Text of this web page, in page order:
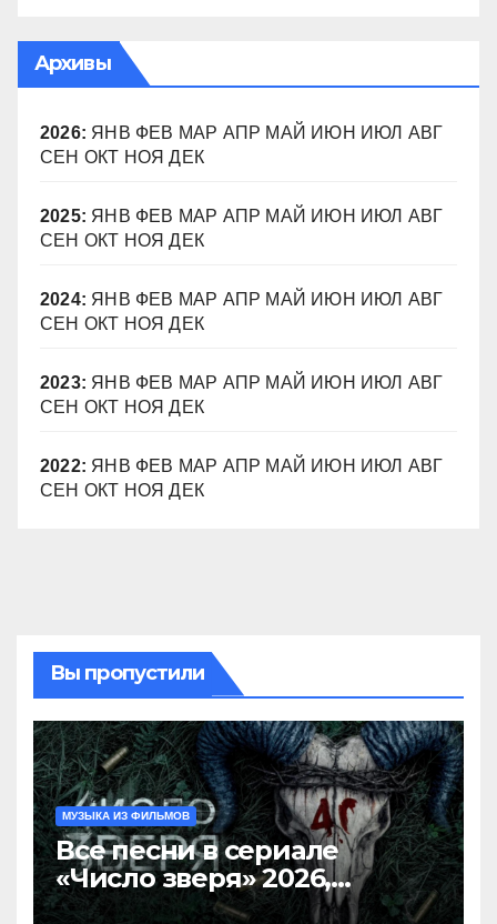
Архивы
2026: ЯНВ ФЕВ МАР АПР МАЙ ИЮН ИЮЛ АВГ
СЕН ОКТ НОЯ ДЕК
2025: ЯНВ ФЕВ МАР АПР МАЙ ИЮН ИЮЛ АВГ
СЕН ОКТ НОЯ ДЕК
2024: ЯНВ ФЕВ МАР АПР МАЙ ИЮН ИЮЛ АВГ
СЕН ОКТ НОЯ ДЕК
2023: ЯНВ ФЕВ МАР АПР МАЙ ИЮН ИЮЛ АВГ
СЕН ОКТ НОЯ ДЕК
2022: ЯНВ ФЕВ МАР АПР МАЙ ИЮН ИЮЛ АВГ
СЕН ОКТ НОЯ ДЕК
Вы пропустили
МУЗЫКА ИЗ ФИЛЬМОВ
Все песни в сериале
«Число зверя» 2026,
саундтрек слушать